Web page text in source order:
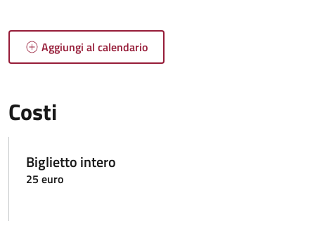
Aggiungi al calendario
Costi
Biglietto intero
25 euro